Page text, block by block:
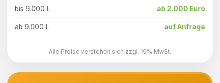
bis 9.000 L ab 2.000 Euro
ab 9.000 L auf Anfrage
Alle Preise verstehen sich zzgl. 19% MwSt.